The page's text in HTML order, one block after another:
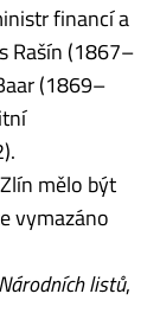
financí a
Rašín (1867–
(1869–
.
mělo být
vymazáno
Národních listů,